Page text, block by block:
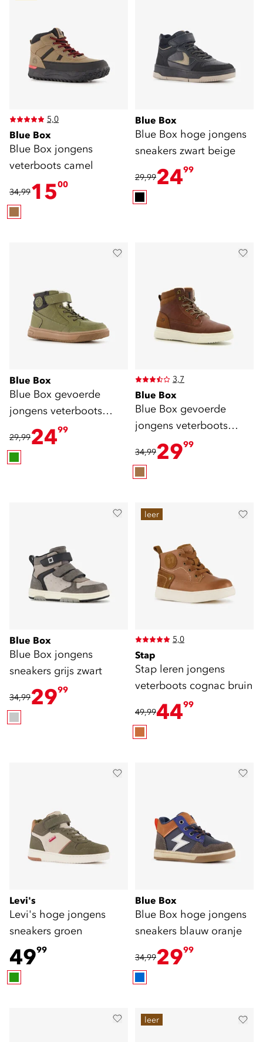
5,0
Blue Box
Blue Box jongens
veterboots camel
34,991500
Blue Box
Blue Box hoge jongens
sneakers zwart beige
29,992499
Blue Box
Blue Box gevoerde
jongens veterboots
groen
29,992499
3,7
Blue Box
Blue Box gevoerde
jongens veterboots
bruin
34,992999
Blue Box
Blue Box jongens
sneakers grijs zwart
34,992999
leer
5,0
Stap
Stap leren jongens
veterboots cognac bruin
49,994499
Levi's
Levi's hoge jongens
sneakers groen
4999
Blue Box
Blue Box hoge jongens
sneakers blauw oranje
34,992999
leer